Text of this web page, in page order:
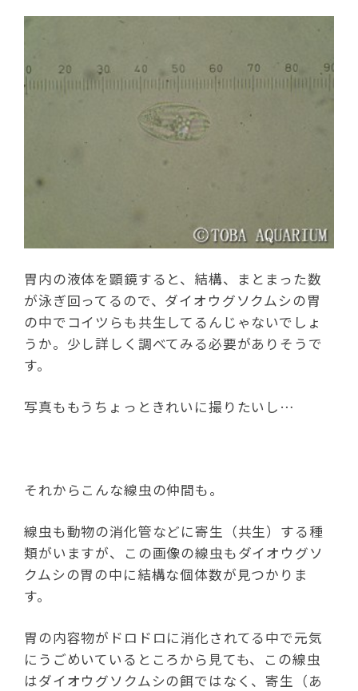
胃内の液体を顕鏡すると、結構、まとまった数
が泳ぎ回ってるので、ダイオウグソクムシの胃
の中でコイツらも共生してるんじゃないでしょ
うか。少し詳しく調べてみる必要がありそうで
す。
写真ももうちょっときれいに撮りたいし…
それからこんな線虫の仲間も。
線虫も動物の消化管などに寄生（共生）する種
類がいますが、この画像の線虫もダイオウグソ
クムシの胃の中に結構な個体数が見つかりま
す。
胃の内容物がドロドロに消化されてる中で元気
にうごめいているところから見ても、この線虫
はダイオウグソクムシの餌ではなく、寄生（あ